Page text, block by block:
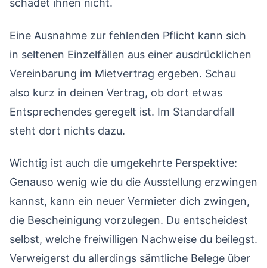
schadet ihnen nicht.
Eine Ausnahme zur fehlenden Pflicht kann sich
in seltenen Einzelfällen aus einer ausdrücklichen
Vereinbarung im Mietvertrag ergeben. Schau
also kurz in deinen Vertrag, ob dort etwas
Entsprechendes geregelt ist. Im Standardfall
steht dort nichts dazu.
Wichtig ist auch die umgekehrte Perspektive:
Genauso wenig wie du die Ausstellung erzwingen
kannst, kann ein neuer Vermieter dich zwingen,
die Bescheinigung vorzulegen. Du entscheidest
selbst, welche freiwilligen Nachweise du beilegst.
Verweigerst du allerdings sämtliche Belege über